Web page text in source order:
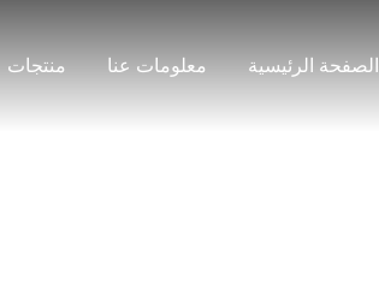
الصفحة الرئيسية معلومات عنا منتجات